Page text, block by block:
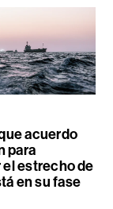
acuerdo
para
estrecho de
en su fase